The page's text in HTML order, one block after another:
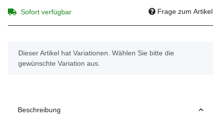
Sofort verfügbar Frage zum Artikel
x
Dieser Artikel hat Variationen. Wählen Sie bitte die
gewünschte Variation aus.
Beschreibung